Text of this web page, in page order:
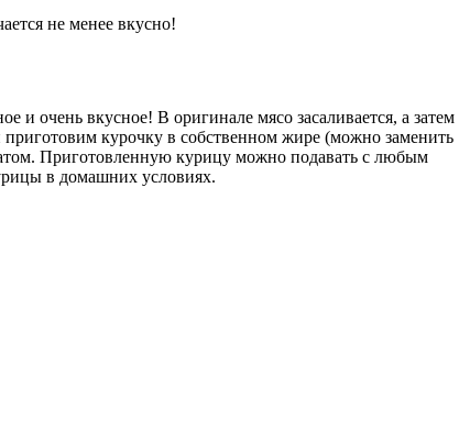
не менее вкусно!
очень вкусное! В оригинале мясо засаливается, а затем
курочку в собственном жире (можно заменить
Приготовленную курицу можно подавать с любым
в домашних условиях.